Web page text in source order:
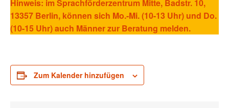
Hinweis: im Sprachförderzentrum Mitte, Badstr. 10,
13357 Berlin, können sich Mo.-Mi. (10-13 Uhr) und Do.
(10-15 Uhr) auch Männer zur Beratung melden.
Zum Kalender hinzufügen